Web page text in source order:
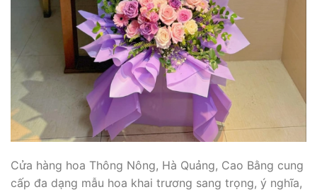
Cửa hàng hoa Thông Nông, Hà Quảng, Cao Bằng cung
cấp đa dạng mẫu hoa khai trương sang trọng, ý nghĩa,